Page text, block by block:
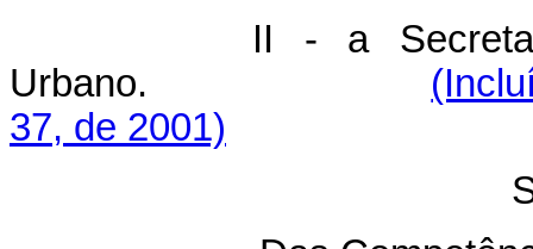
II - a Secretaria
Urbano.
37, de 2001)